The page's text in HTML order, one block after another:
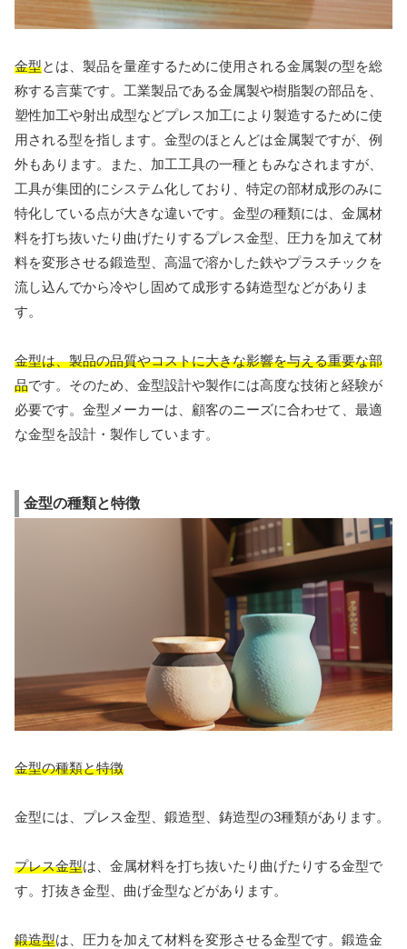
金型とは、製品を量産するために使用される金属製の型を総
称する言葉です。工業製品である金属製や樹脂製の部品を、
塑性加工や射出成型などプレス加工により製造するために使
用される型を指します。金型のほとんどは金属製ですが、例
外もあります。また、加工工具の一種ともみなされますが、
工具が集団的にシステム化しており、特定の部材成形のみに
特化している点が大きな違いです。金型の種類には、金属材
料を打ち抜いたり曲げたりするプレス金型、圧力を加えて材
料を変形させる鍛造型、高温で溶かした鉄やプラスチックを
流し込んでから冷やし固めて成形する鋳造型などがありま
す。
金型は、製品の品質やコストに大きな影響を与える重要な部
品です。そのため、金型設計や製作には高度な技術と経験が
必要です。金型メーカーは、顧客のニーズに合わせて、最適
な金型を設計・製作しています。
金型の種類と特徴
金型の種類と特徴
金型には、プレス金型、鍛造型、鋳造型の3種類があります。
プレス金型は、金属材料を打ち抜いたり曲げたりする金型で
す。打抜き金型、曲げ金型などがあります。
鍛造型は、圧力を加えて材料を変形させる金型です。鍛造金